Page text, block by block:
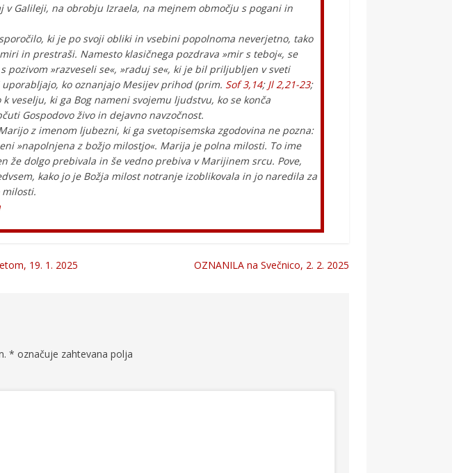
v Galileji, na obrobju Izraela, na mejnem območju s pogani in
ki je po svoji obliki in vsebini popolnoma neverjetno, tako
in prestraši. Namesto klasičnega pozdrava »mir s teboj«, se
pozivom »razveseli se«, »raduj se«, ki je bil priljubljen v sveti
ko oznanjajo Mesijev prihod (prim. Sof 3,14; Jl 2,21-23;
k veselju, ki ga Bog nameni svojemu ljudstvu, ko se konča
Gospodovo živo in dejavno navzočnost.
z imenom ljubezni, ki ga svetopisemska zgodovina ne pozna:
»napolnjena z božjo milostjo«. Marija je polna milosti. To ime
že dolgo prebivala in še vedno prebiva v Marijinem srcu. Pove,
kako jo je Božja milost notranje izoblikovala in jo naredila za
19. 1. 2025 OZNANILA na Svečnico, 2. 2. 2025
* označuje zahtevana polja